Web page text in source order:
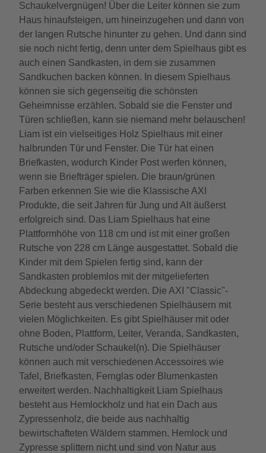
Schaukelvergnügen! Über die Leiter können sie zum
Haus hinaufsteigen, um hineinzugehen und dann von
der langen Rutsche hinunter zu gehen. Und dann sind
sie noch nicht fertig, denn unter dem Spielhaus gibt es
auch einen Sandkasten, in dem sie zusammen
Sandkuchen backen können. In diesem Spielhaus
können sie sich gegenseitig die schönsten
Geheimnisse erzählen. Sobald sie die Fenster und
Türen schließen, kann sie niemand mehr belauschen!
Liam ist ein vielseitiges Holz Spielhaus mit einer
halbrunden Tür und Fenster. Die Tür hat einen
Briefkasten, wodurch Kinder Post werfen können,
wenn sie Briefträger spielen. Die braun/grünen
Farben erkennen Sie wie die Klassische AXI
Produkte, die seit Jahren für Jung und Alt äußerst
erfolgreich sind. Das Liam Spielhaus hat eine
Plattformhöhe von 118 cm und ist mit einer großen
Rutsche von 228 cm Länge ausgestattet. Sobald die
Kinder mit dem Spielen fertig sind, kann der
Sandkasten problemlos mit der mitgelieferten
Abdeckung abgedeckt werden. Die AXI "Classic"-
Serie besteht aus verschiedenen Spielhäusern mit
vielen Möglichkeiten. Es gibt Spielhäuser mit oder
ohne Boden, Plattform, Leiter, Veranda, Sandkasten,
Rutsche und/oder Schaukel(n). Die Spielhäuser
können auch mit verschiedenen Accessoires wie
Tafel, Briefkasten, Fernglas oder Blumenkasten
erweitert werden. Nachhaltigkeit Liam Spielhaus
besteht aus Hemlockholz und hat ein Dach aus
Zypressenholz, die beide aus nachhaltig
bewirtschafteten Wäldern stammen. Hemlock und
Zypresse splittern nicht und sind von Natur aus